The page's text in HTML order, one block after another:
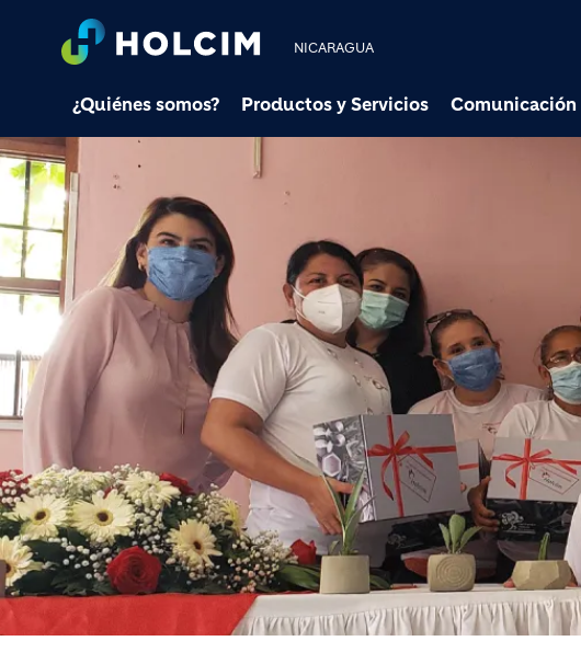
NICARAGUA
¿Quiénes somos? Productos y Servicios Comunicación